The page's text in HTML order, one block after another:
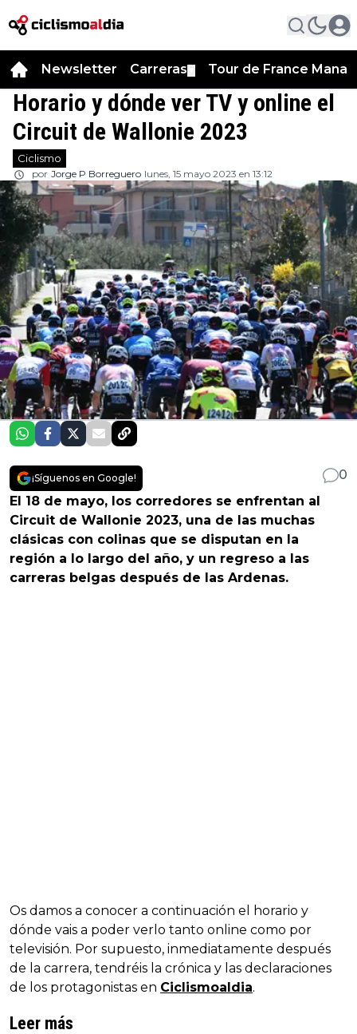
Newsletter Carreras Tour de France
Horario y dónde ver TV y online el
Circuit de Wallonie 2023
Ciclismo
por Jorge P Borreguero lunes, 15 mayo 2023 en 13:12
¡Síguenos en Google!
0
El 18 de mayo, los corredores se enfrentan al
Circuit de Wallonie 2023, una de las muchas
clásicas con colinas que se disputan en la
región a lo largo del año, y un regreso a las
carreras belgas después de las Ardenas.
Os damos a conocer a continuación el horario y
dónde vais a poder verlo tanto online como por
televisión. Por supuesto, inmediatamente después
de la carrera, tendréis la crónica y las declaraciones
de los protagonistas en Ciclismoaldia.
Leer más